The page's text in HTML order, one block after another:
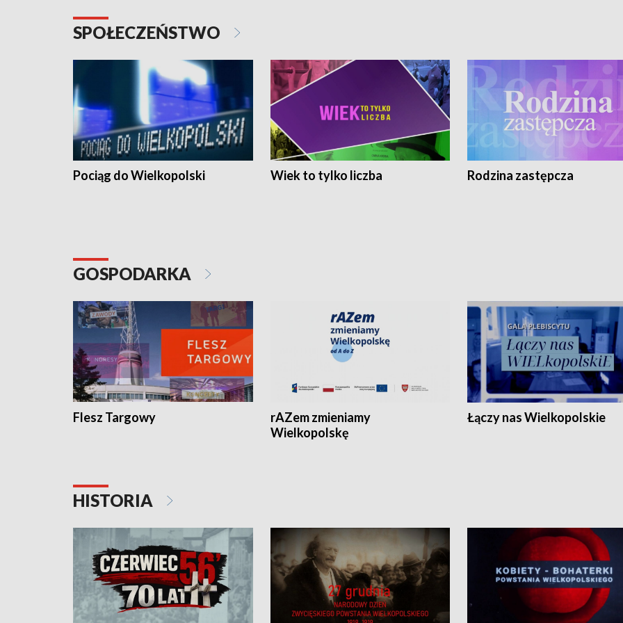
SPOŁECZEŃSTWO
Pociąg do Wielkopolski Wiek to tylko liczba Rodzina zastępcza
GOSPODARKA
Flesz Targowy
rAZem zmieniamy
Wielkopolskę
Łączy nas Wielkopolskie
HISTORIA